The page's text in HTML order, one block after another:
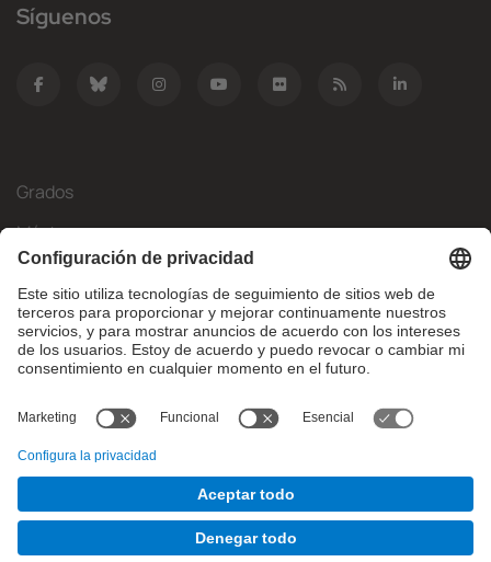
Síguenos
Grados
Másteres
Movilidad Internacional
Investigación
Empresa
¿Qué necesitas?
© Facultat d'Informàtica de Barcelona - Universitat Politècnica
de Catalunya - BarcelonaTech